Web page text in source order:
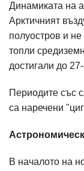
Динамиката на
Арктичният
полуостров и
топли
достигали до 27-
Периодите със
са наречени
В началото на